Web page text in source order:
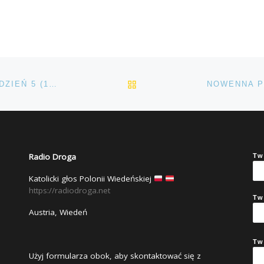
POWRÓT DO LISTY
Radio Droga
Katolicki głos Polonii Wiedeńskiej
https://radiodroga.net
Austria, Wiedeń
Użyj formularza obok, aby skontaktować się z